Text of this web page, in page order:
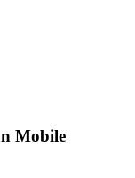
Mobile